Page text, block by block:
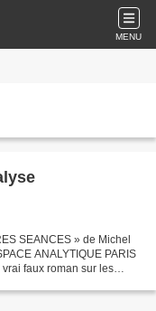
MENU
SEANCES » de Michel
ANALYTIQUE PARIS
vrai faux roman sur les